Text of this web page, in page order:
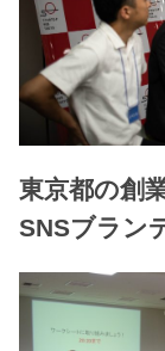
東京都の創
SNSブラン